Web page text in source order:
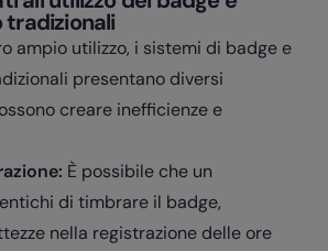
ampio utilizzo, i sistemi di badge e
presentano diversi
creare inefficienze e
È possibile che un
di timbrare il badge,
nella registrazione delle ore